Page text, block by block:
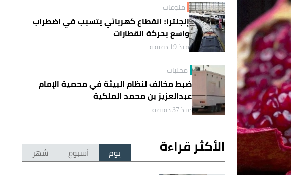
منوعات
إنجلترا: انقطاع كهربائي يتسبب في اضطراب
واسع بحركة القطارات
منذ 19 دقيقة
محليات
ضبط مخالف لنظام البيئة في محمية الإمام
عبدالعزيز بن محمد الملكية
منذ 37 دقيقة
الأكثر قراءة يوم أسبوع شهر